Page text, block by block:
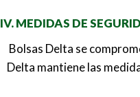
IV. MEDIDAS DE
Bolsas Delta se
Delta mantiene las